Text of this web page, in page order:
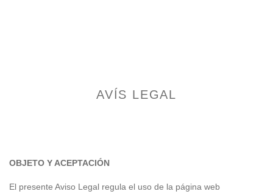
AVÍS LEGAL
OBJETO Y ACEPTACIÓN
El presente Aviso Legal regula el uso de la página web